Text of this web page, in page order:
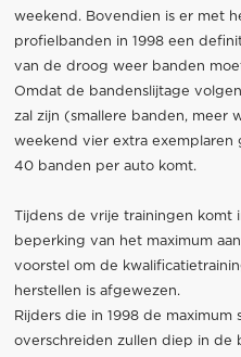
weekend. Bovendien is er met
profielbanden in 1998 een
van de droog weer banden
Omdat de bandenslijtage
zal zijn (smallere banden, meer
weekend vier extra exemplaren
40 banden per auto komt.
Tijdens de vrije trainingen komt
beperking van het maximum
voorstel om de
herstellen is afgewezen.
Rijders die in 1998 de
overschreiden zullen diep in de